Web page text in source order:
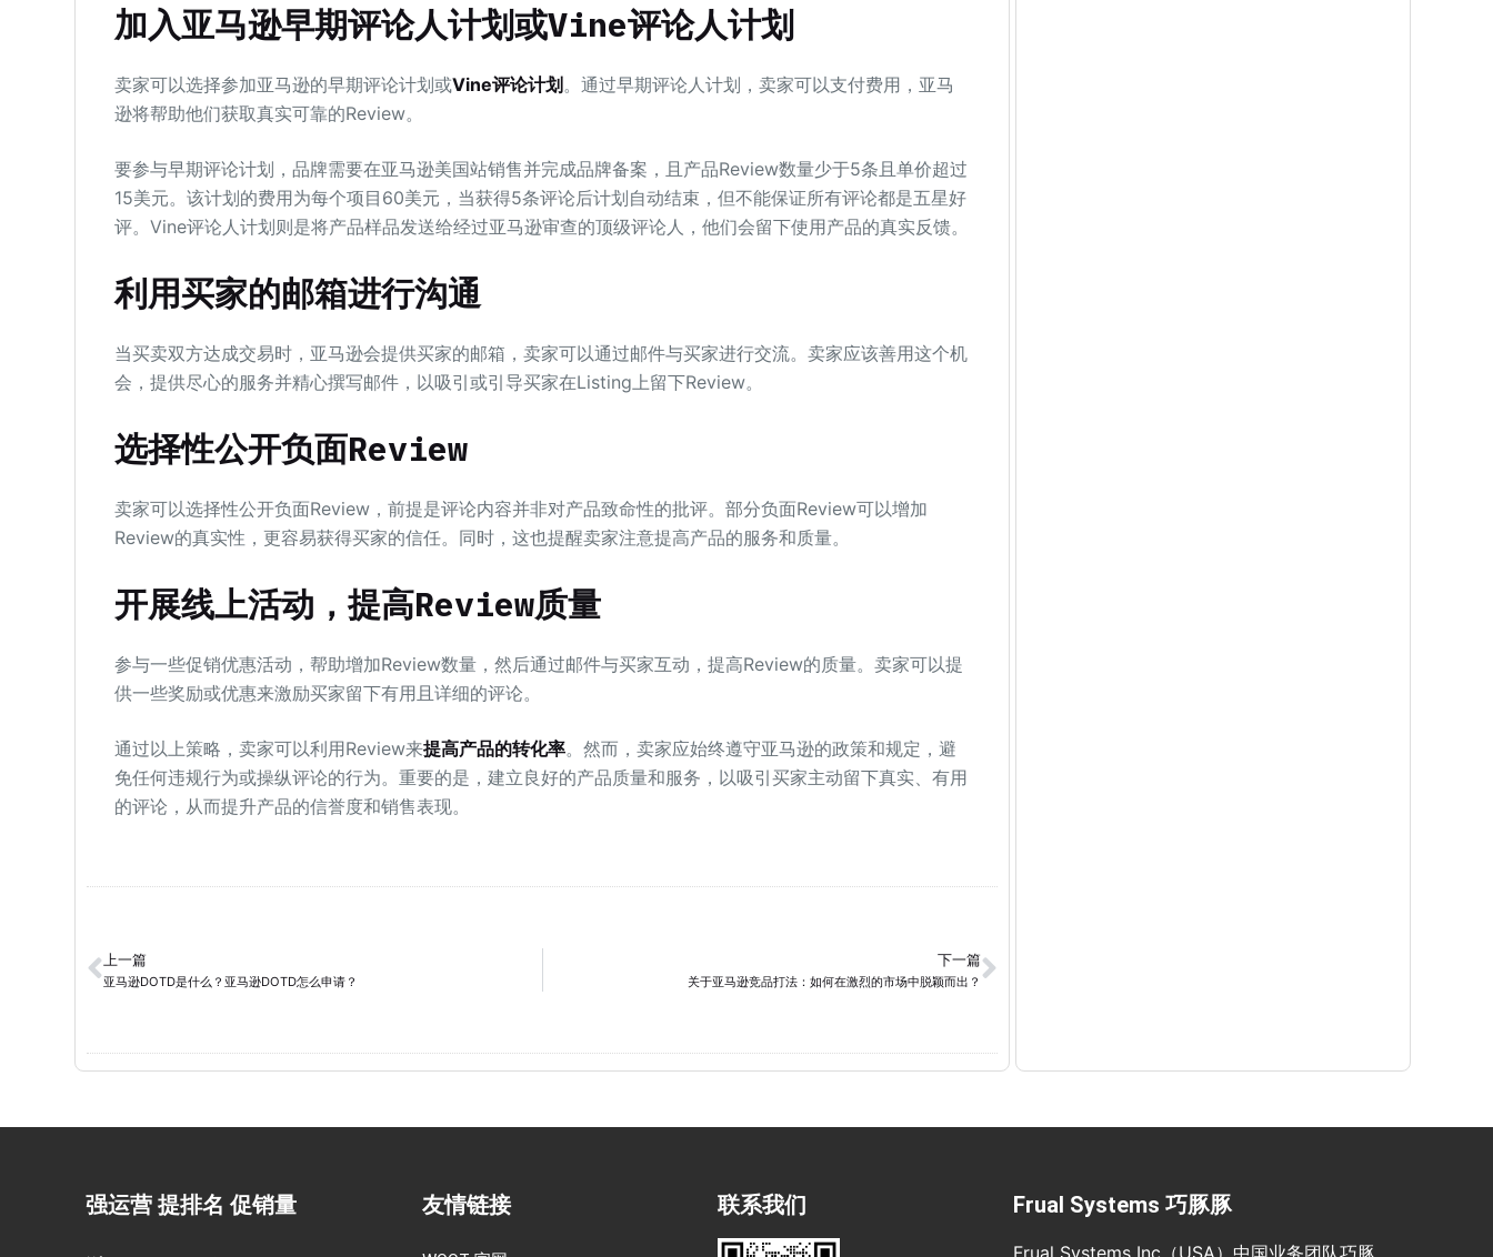
加入亚马逊早期评论人计划或Vine评论人计划
卖家可以选择参加亚马逊的早期评论计划或Vine评论计划。通过早期评论人计划，卖家可以支付费用，亚马
逊将帮助他们获取真实可靠的Review。
要参与早期评论计划，品牌需要在亚马逊美国站销售并完成品牌备案，且产品Review数量少于5条且单价超过
15美元。该计划的费用为每个项目60美元，当获得5条评论后计划自动结束，但不能保证所有评论都是五星好
评。Vine评论人计划则是将产品样品发送给经过亚马逊审查的顶级评论人，他们会留下使用产品的真实反馈。
利用买家的邮箱进行沟通
当买卖双方达成交易时，亚马逊会提供买家的邮箱，卖家可以通过邮件与买家进行交流。卖家应该善用这个机
会，提供尽心的服务并精心撰写邮件，以吸引或引导买家在Listing上留下Review。
选择性公开负面Review
卖家可以选择性公开负面Review，前提是评论内容并非对产品致命性的批评。部分负面Review可以增加
Review的真实性，更容易获得买家的信任。同时，这也提醒卖家注意提高产品的服务和质量。
开展线上活动，提高Review质量
参与一些促销优惠活动，帮助增加Review数量，然后通过邮件与买家互动，提高Review的质量。卖家可以提
供一些奖励或优惠来激励买家留下有用且详细的评论。
通过以上策略，卖家可以利用Review来提高产品的转化率。然而，卖家应始终遵守亚马逊的政策和规定，避
免任何违规行为或操纵评论的行为。重要的是，建立良好的产品质量和服务，以吸引买家主动留下真实、有用
的评论，从而提升产品的信誉度和销售表现。
上一篇
亚马逊DOTD是什么？亚马逊DOTD怎么申请？
下一篇
关于亚马逊竞品打法：如何在激烈的市场中脱颖而出？
强运营 提排名 促销量 友情链接 联系我们 Frual Systems 巧豚豚
Frual Systems Inc（USA）中国业务团队巧豚